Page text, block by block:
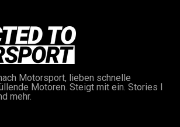
Motorsport, lieben schnelle
Motoren. Steigt mit ein. Stories I
mehr.